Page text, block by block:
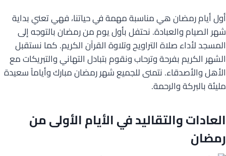
أول أيام رمضان هي مناسبة مهمة في حياتنا، فهي تعني بداية
شهر الصيام والعبادة. نحتفل بأول يوم من رمضان بالتوجه إلى
المسجد لأداء صلاة التراويح وتلاوة القرآن الكريم. كما نستقبل
الشهر الكريم بفرحة وترحاب ونقوم بتبادل التهاني والتبريكات مع
الأهل والأصدقاء. نتمنى للجميع شهر رمضان مبارك وأياماً سعيدة
مليئة بالبركة والرحمة.
العادات والتقاليد في الأيام الأولى من
رمضان